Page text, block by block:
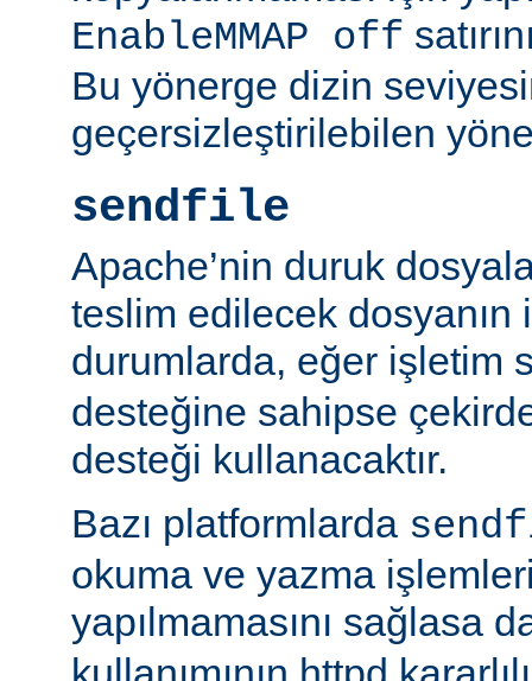
EnableMMAP off
Bu yönerge dizin
geçersizleştirilebilen
sendfile
Apache’nin duruk
teslim edilecek dosyanın
durumlarda, eğer işletim
desteğine sahipse
desteği kullanacaktır.
Bazı platformlarda
okuma ve yazma
yapılmamasını sağlasa